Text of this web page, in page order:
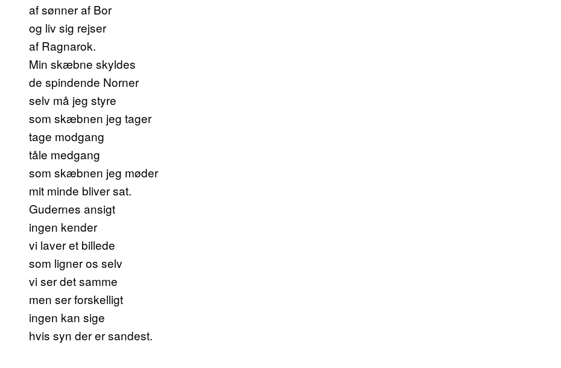
af sønner af Bor
og liv sig rejser
af Ragnarok.
Min skæbne skyldes
de spindende Norner
selv må jeg styre
som skæbnen jeg tager
tage modgang
tåle medgang
som skæbnen jeg møder
mit minde bliver sat.
Gudernes ansigt
ingen kender
vi laver et billede
som ligner os selv
vi ser det samme
men ser forskelligt
ingen kan sige
hvis syn der er sandest.